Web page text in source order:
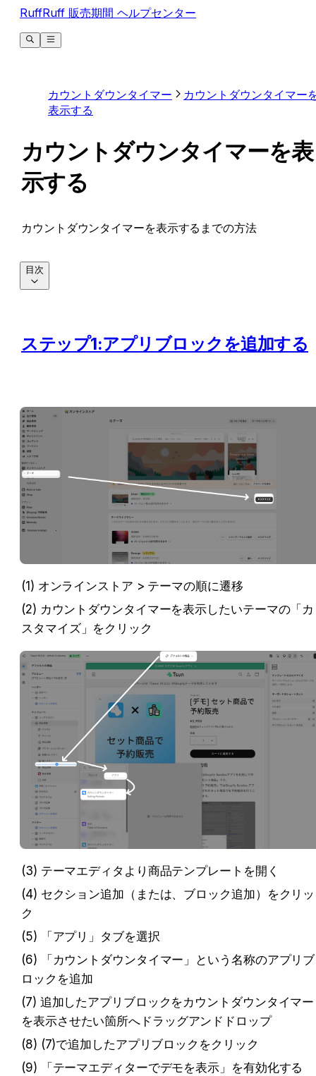
RuffRuff 販売期間 ヘルプセンター
カウントダウンタイマー
カウントダウンタイマー
表示する
カウントダウンタイマーを表
示する
カウントダウンタイマーを表示するまでの方法
ステップ1:アプリブロックを追加する
(1) オンラインストア > テーマの順に遷移
(2) カウントダウンタイマーを表示したいテーマの「カ
スタマイズ」をクリック
(3) テーマエディタより商品テンプレートを開く
(4) セクション追加（または、ブロック追加）をクリッ
ク
(5) 「アプリ」タブを選択
(6) 「カウントダウンタイマー」という名称のアプリブ
ロックを追加
(7) 追加したアプリブロックをカウントダウンタイマー
を表示させたい箇所へドラッグアンドドロップ
(8) (7)で追加したアプリブロックをクリック
(9) 「テーマエディターでデモを表示」を有効化する
目次